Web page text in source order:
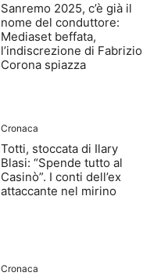
Sanremo 2025, c’è già il
nome del conduttore:
Mediaset beffata,
l’indiscrezione di Fabrizio
Corona spiazza
Cronaca
Totti, stoccata di Ilary
Blasi: “Spende tutto al
Casinò”. I conti dell’ex
attaccante nel mirino
Cronaca